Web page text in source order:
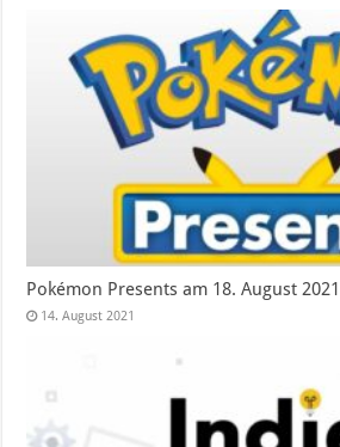
Pokémon Presents am 18. August 2021
14. August 2021